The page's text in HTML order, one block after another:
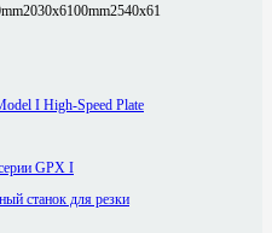
2030x6100mm2540x61